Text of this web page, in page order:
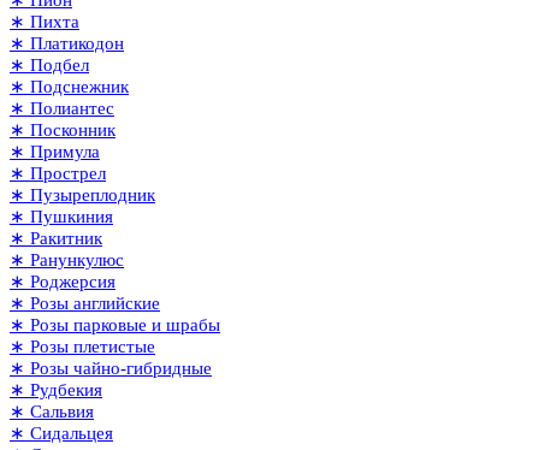
∗ Пихта
∗ Платикодон
∗ Подбел
∗ Подснежник
∗ Полиантес
∗ Посконник
∗ Примула
∗ Прострел
∗ Пузыреплодник
∗ Пушкиния
∗ Ракитник
∗ Ранункулюс
∗ Роджерсия
∗ Розы английские
∗ Розы парковые и шрабы
∗ Розы плетистые
∗ Розы чайно-гибридные
∗ Рудбекия
∗ Сальвия
∗ Сидальцея